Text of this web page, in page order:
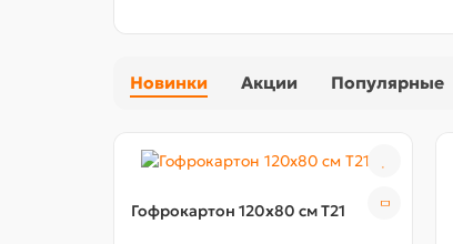
Новинки Акции Популярные
Гофрокартон 120х80 см Т21